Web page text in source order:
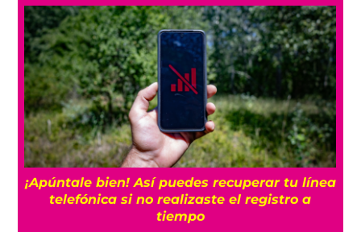
¡Apúntale bien! Así puedes recuperar tu línea
telefónica si no realizaste el registro a
tiempo